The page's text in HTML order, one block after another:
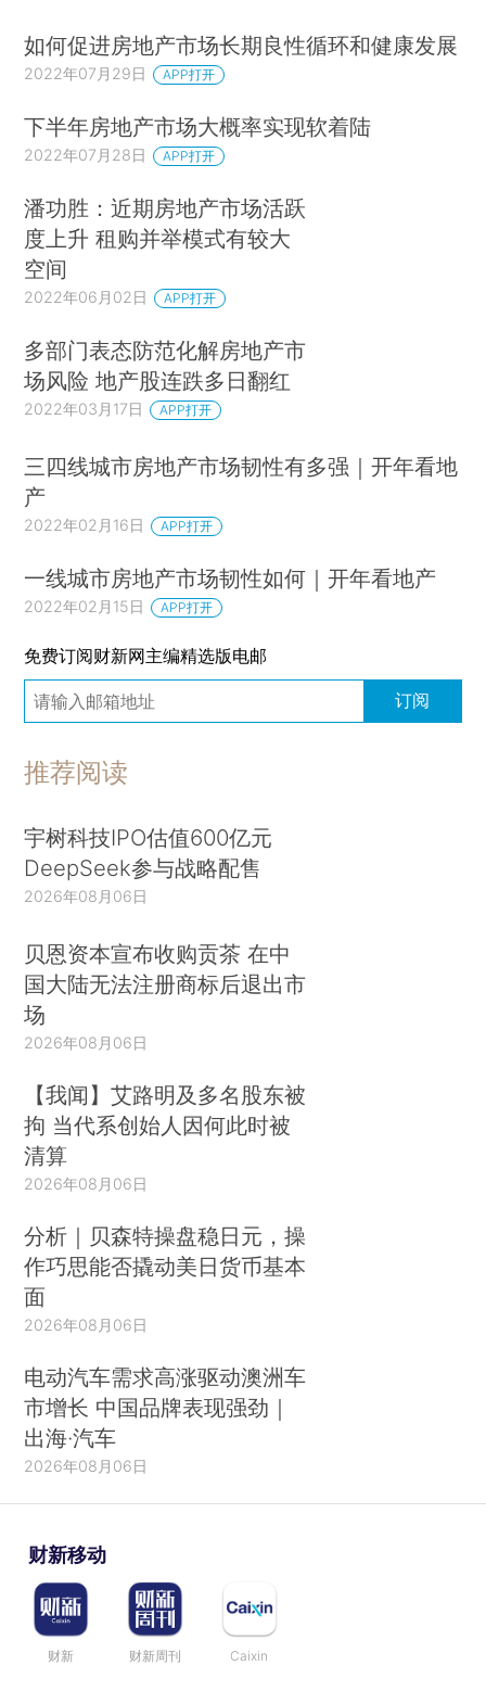
如何促进房地产市场长期良性循环和健康发展
2022年07月29日 APP打开
下半年房地产市场大概率实现软着陆
2022年07月28日 APP打开
潘功胜：近期房地产市场活跃
度上升 租购并举模式有较大
空间
2022年06月02日 APP打开
多部门表态防范化解房地产市
场风险 地产股连跌多日翻红
2022年03月17日 APP打开
三四线城市房地产市场韧性有多强｜开年看地
产
2022年02月16日 APP打开
一线城市房地产市场韧性如何｜开年看地产
2022年02月15日 APP打开
免费订阅财新网主编精选版电邮
订阅
推荐阅读
宇树科技IPO估值600亿元
DeepSeek参与战略配售
2026年08月06日
贝恩资本宣布收购贡茶 在中
国大陆无法注册商标后退出市
场
2026年08月06日
【我闻】艾路明及多名股东被
拘 当代系创始人因何此时被
清算
2026年08月06日
分析｜贝森特操盘稳日元，操
作巧思能否撬动美日货币基本
面
2026年08月06日
电动汽车需求高涨驱动澳洲车
市增长 中国品牌表现强劲｜
出海·汽车
2026年08月06日
财新移动
财新 财新周刊 Caixin